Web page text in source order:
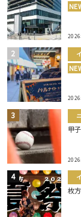
2026
2026
甲
2026
枚